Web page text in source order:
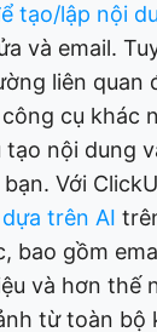
tạo/lập nội
và email.
liên quan
cụ khác
tạo nội dung
Với
trên AI
bao gồm
và hơn
từ toàn bộ